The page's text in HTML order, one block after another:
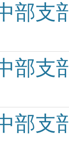
部支
部支
部支